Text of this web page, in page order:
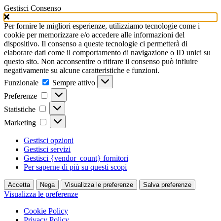
Gestisci Consenso
Per fornire le migliori esperienze, utilizziamo tecnologie come i
cookie per memorizzare e/o accedere alle informazioni del
dispositivo. Il consenso a queste tecnologie ci permetterà di
elaborare dati come il comportamento di navigazione o ID unici su
questo sito. Non acconsentire o ritirare il consenso può influire
negativamente su alcune caratteristiche e funzioni.
Funzionale
Funzionale
Sempre attivo
Preferenze
Preferenze
Statistiche Statistiche
Marketing Marketing
Gestisci opzioni
Gestisci servizi
Gestisci {vendor_count} fornitori
Per saperne di più su questi scopi
Accetta Nega Visualizza le preferenze Salva preferenze
Visualizza le preferenze
Cookie Policy